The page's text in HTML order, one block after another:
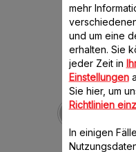
Dekompressionskugel
mehr
und um eine
erhalten. Sie
jeder Zeit in
Einstellungen
Sie hier, um
Richtlinien
In einigen